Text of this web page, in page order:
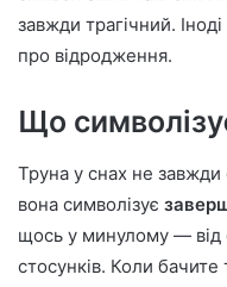
e
m
l
завжди трагічний.
про відродження.
Що
Труна у снах не завжди
вона символізує
щось у минулому — від
стосунків. Коли бачите